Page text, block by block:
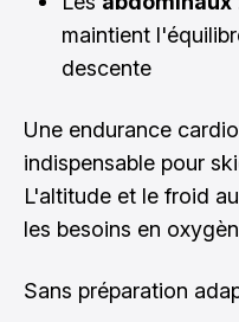
maintient
descente
Une endurance
indispensable pour
L'altitude et le froid
les besoins en
Sans préparation